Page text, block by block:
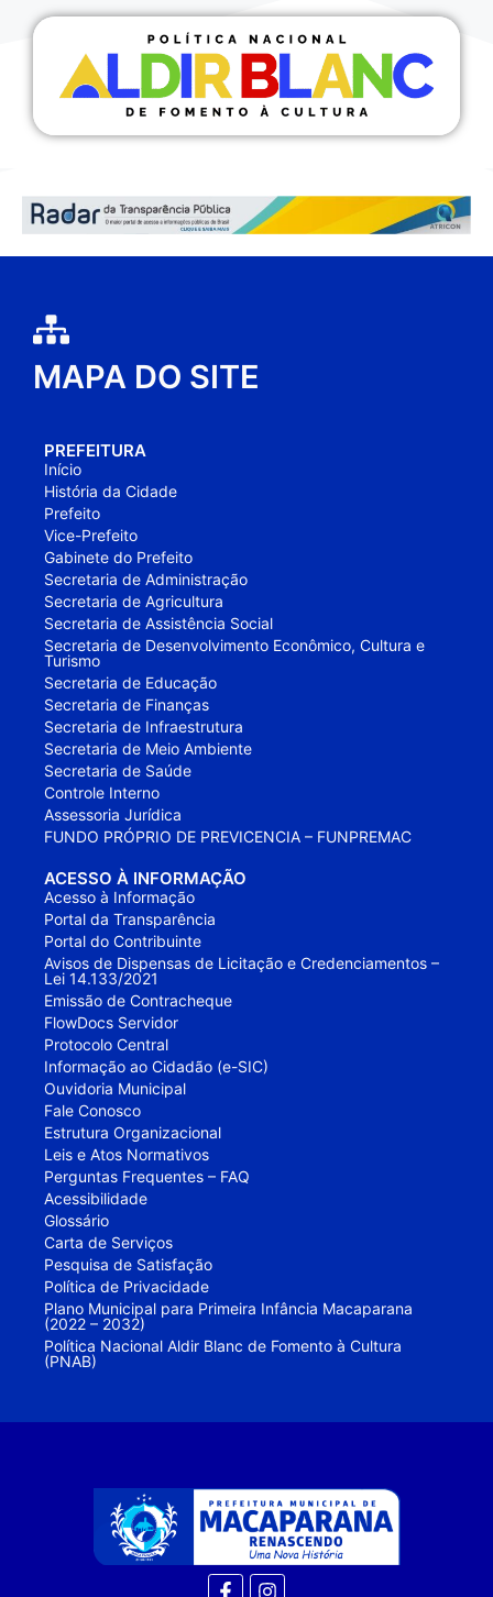
MAPA DO SITE
PREFEITURA
Início
História da Cidade
Prefeito
Vice-Prefeito
Gabinete do Prefeito
Secretaria de Administração
Secretaria de Agricultura
Secretaria de Assistência Social
Secretaria de Desenvolvimento Econômico, Cultura e
Turismo
Secretaria de Educação
Secretaria de Finanças
Secretaria de Infraestrutura
Secretaria de Meio Ambiente
Secretaria de Saúde
Controle Interno
Assessoria Jurídica
FUNDO PRÓPRIO DE PREVICENCIA – FUNPREMAC
ACESSO À INFORMAÇÃO
Acesso à Informação
Portal da Transparência
Portal do Contribuinte
Avisos de Dispensas de Licitação e Credenciamentos –
Lei 14.133/2021
Emissão de Contracheque
FlowDocs Servidor
Protocolo Central
Informação ao Cidadão (e-SIC)
Ouvidoria Municipal
Fale Conosco
Estrutura Organizacional
Leis e Atos Normativos
Perguntas Frequentes – FAQ
Acessibilidade
Glossário
Carta de Serviços
Pesquisa de Satisfação
Política de Privacidade
Plano Municipal para Primeira Infância Macaparana
(2022 – 2032)
Política Nacional Aldir Blanc de Fomento à Cultura
(PNAB)